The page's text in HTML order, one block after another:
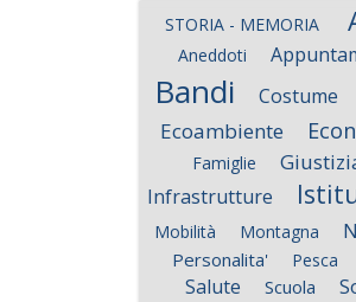
STORIA - MEMORIA
Aneddoti
Bandi Costume
Ecoambiente
Famiglie
Infrastrutture
Mobilità Montagna
Personalita' Pesca
Salute Scuola